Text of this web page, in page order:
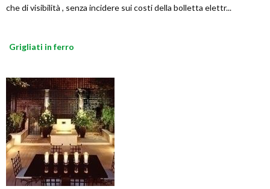
che di visibilità , senza incidere sui costi della bolletta elettr...
Grigliati in ferro